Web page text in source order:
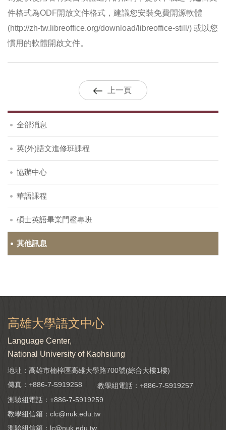
件格式為ODF開放文件格式，建議您安裝免費開源軟體
(http://zh-tw.libreoffice.org/download/libreoffice-still/) 或以您
慣用的軟體開啟文件。
上一頁
全部消息
英(外)語文進修班課程
協辦中心
華語課程
碩士英語畢業門檻專班
其他訊息
高雄大學語文中心
Language Center,
National University of Kaohsiung
地址：高雄市楠梓區高雄大學路700號(綜合大樓1樓)
傳真：+886-7-5919258
教學組電話： +886-7-5919257
測驗組電話： +886-7-5919259
教學組信箱： clc@nuk.edu.tw
測驗組信箱： lc@nuk.edu.tw